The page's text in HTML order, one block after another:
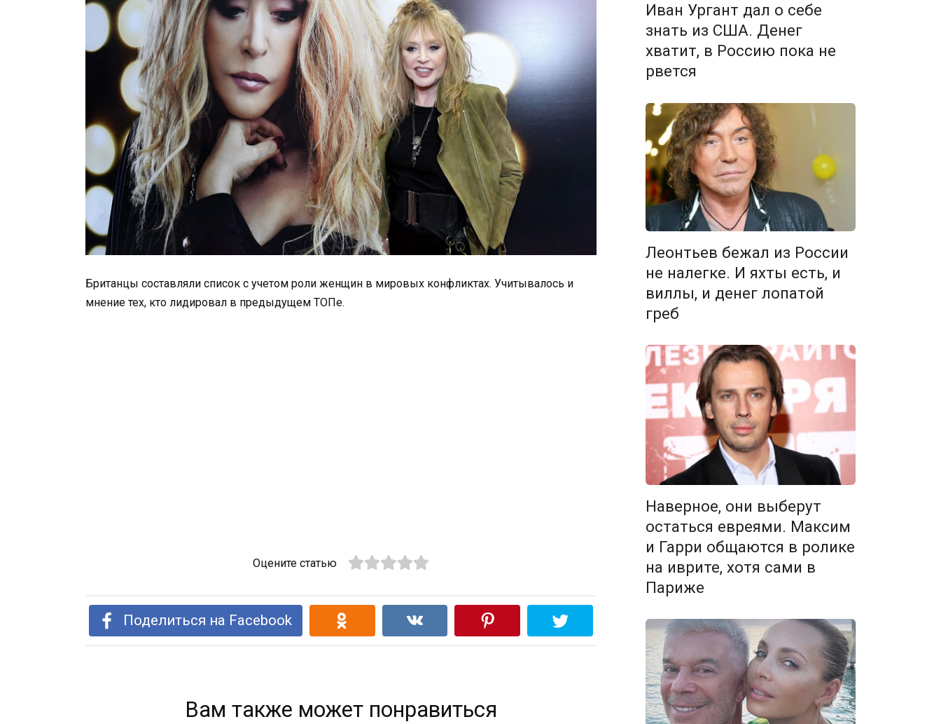
Британцы составляли список с учетом роли женщин в мировых конфликтах. Учитывалось и
мнение тех, кто лидировал в предыдущем ТОПе.
Оцените статью
Поделиться на Facebook
Вам также может понравиться
Иван Ургант дал о себе
знать из США. Денег
хватит, в Россию пока не
рвется
Леонтьев бежал из России
не налегке. И яхты есть, и
виллы, и денег лопатой
греб
Наверное, они выберут
остаться евреями. Максим
и Гарри общаются в ролике
на иврите, хотя сами в
Париже